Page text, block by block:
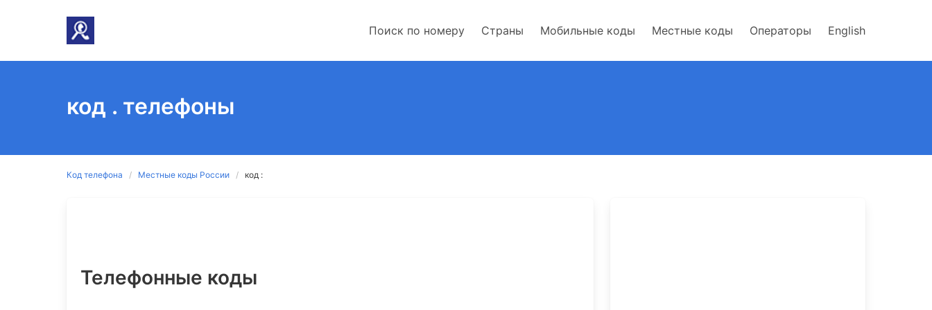
Поиск по номеру Страны Мобильные коды Местные коды Операторы English
код . телефоны
Код телефона Местные коды России код :
Телефонные коды